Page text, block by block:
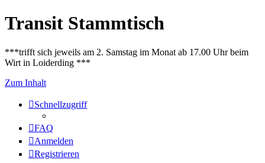
Transit Stammtisch
***trifft sich jeweils am 2. Samstag im Monat ab 17.00 Uhr beim
Wirt in Loiderding ***
Zum Inhalt
Schnellzugriff
FAQ
Anmelden
Registrieren